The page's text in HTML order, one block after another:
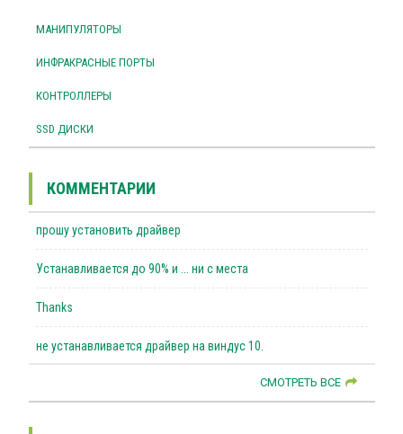
МАНИПУЛЯТОРЫ
ИНФРАКРАСНЫЕ ПОРТЫ
КОНТРОЛЛЕРЫ
SSD ДИСКИ
КОММЕНТАРИИ
прошу установить драйвер
Устанавливается до 90% и ... ни с места
Thanks
не устанавливается драйвер на виндус 10.
СМОТРЕТЬ ВСЕ